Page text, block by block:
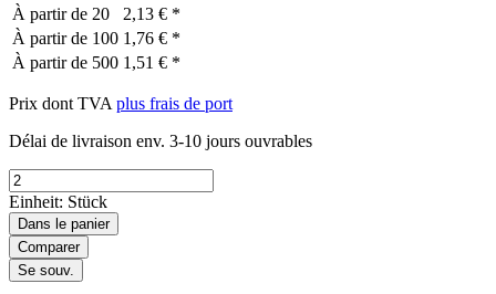
À partir de 20
2,13 € *
À partir de 100 1,76 € *
À partir de 500 1,51 € *
Prix dont TVA plus frais de port
Délai de livraison env. 3-10 jours ouvrables
Einheit: Stück
Dans le panier
Comparer
Se souv.